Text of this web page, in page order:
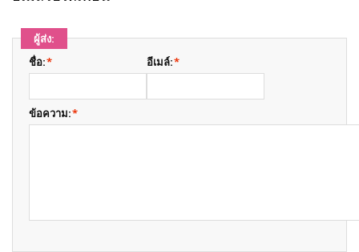
ผู้ส่ง:
*
ชื่อ: *
อีเมล์:
*
ข้อความ: